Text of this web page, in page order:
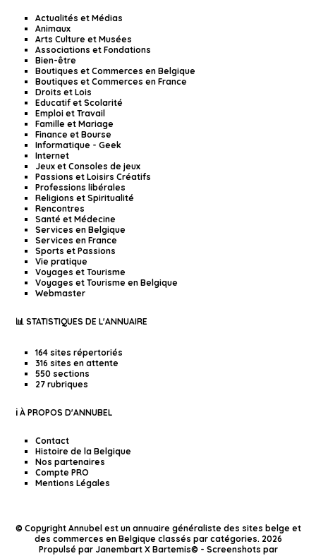
Actualités et Médias
Animaux
Arts Culture et Musées
Associations et Fondations
Bien-être
Boutiques et Commerces en Belgique
Boutiques et Commerces en France
Droits et Lois
Educatif et Scolarité
Emploi et Travail
Famille et Mariage
Finance et Bourse
Informatique - Geek
Internet
Jeux et Consoles de jeux
Passions et Loisirs Créatifs
Professions libérales
Religions et Spiritualité
Rencontres
Santé et Médecine
Services en Belgique
Services en France
Sports et Passions
Vie pratique
Voyages et Tourisme
Voyages et Tourisme en Belgique
Webmaster
📊 STATISTIQUES DE L'ANNUAIRE
164 sites répertoriés
316 sites en attente
550 sections
27 rubriques
ℹ️ À PROPOS D'ANNUBEL
Contact
Histoire de la Belgique
Nos partenaires
Compte PRO
Mentions Légales
© Copyright Annubel est un annuaire généraliste des sites belge et
des commerces en Belgique classés par catégories. 2026
Propulsé par Janembart X Bartemis© - Screenshots par